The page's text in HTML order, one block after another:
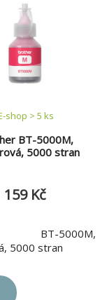
velmi přesné
za každých
ABS je amorfní
průmyslový
který je velmi
mechanickému
BT-5000M,
5000 stran
shop > 5 ks
159 Kč
BT-5000M,
5000 stran